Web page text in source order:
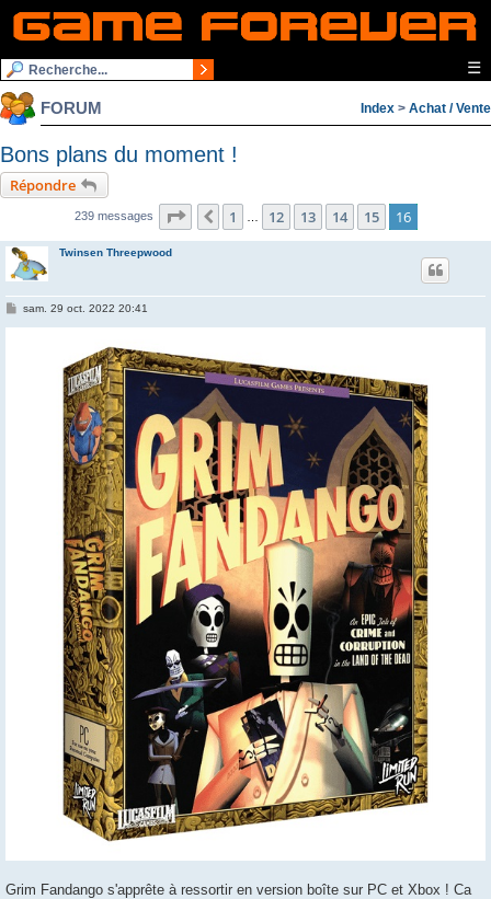
☰
FORUM Index > Achat / Vente
Bons plans du moment !
Répondre
239 messages Page 16 sur 16
Précédente
1 … 12 13 14 15 16
Twinsen Threepwood
Msam. 29 oct. 2022 20:41
Grim Fandango s'apprête à ressortir en version boîte sur PC et Xbox ! Ca